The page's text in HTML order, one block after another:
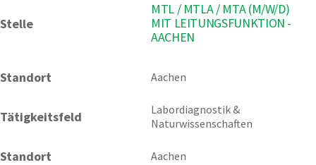
Stelle
MTL / MTLA / MTA (M/W/D)
MIT LEITUNGSFUNKTION -
AACHEN
Standort Aachen
Tätigkeitsfeld
Labordiagnostik &
Naturwissenschaften
Standort Aachen